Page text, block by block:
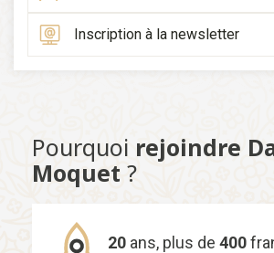
Inscription à la newsletter
Pourquoi rejoindre
Moquet ?
20 ans, plus de 400